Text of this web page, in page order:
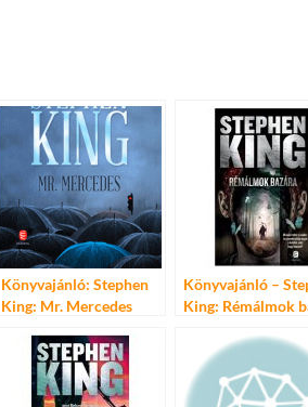
Könyvajánló: Stephen
King: Mr. Mercedes
Könyvajánló –
King: Rémálmok